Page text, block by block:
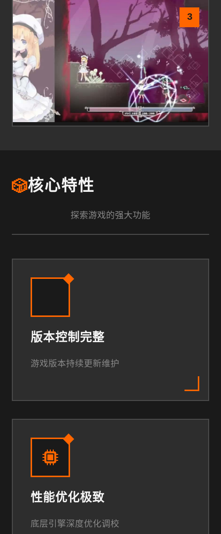
3
🎲核心特性
探索游戏的强大功能
版本控制完整
游戏版本持续更新维护
性能优化极致
底层引擎深度优化调校